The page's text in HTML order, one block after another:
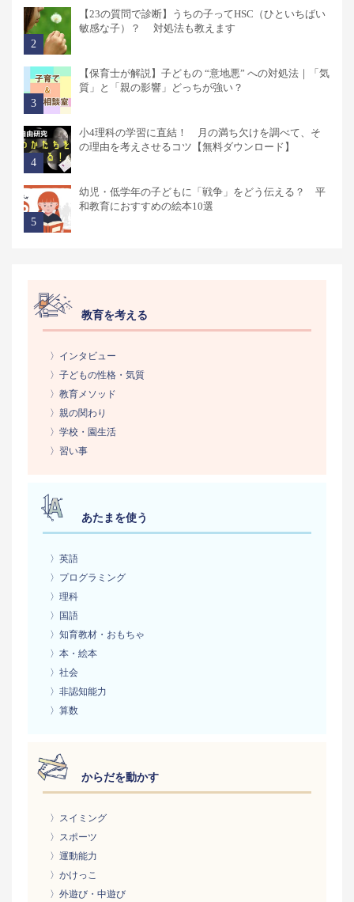
【23の質問で診断】うちの子ってHSC（ひといちばい
敏感な子）？ 対処法も教えます
【保育士が解説】子どもの “意地悪” への対処法｜「気
質」と「親の影響」どっちが強い？
小4理科の学習に直結！ 月の満ち欠けを調べて、そ
の理由を考えさせるコツ【無料ダウンロード】
幼児・低学年の子どもに「戦争」をどう伝える？ 平
和教育におすすめの絵本10選
教育を考える
〉インタビュー
〉子どもの性格・気質
〉教育メソッド
〉親の関わり
〉学校・園生活
〉習い事
あたまを使う
〉英語
〉プログラミング
〉理科
〉国語
〉知育教材・おもちゃ
〉本・絵本
〉社会
〉非認知能力
〉算数
からだを動かす
〉スイミング
〉スポーツ
〉運動能力
〉かけっこ
〉外遊び・中遊び